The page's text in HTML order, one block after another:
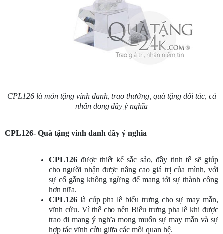
CPL126 là món tặng vinh danh, trao thưởng, quà tặng đối tác, cá
nhân đong đầy ý nghĩa
CPL126- Quà tặng vinh danh đầy ý nghĩa
CPL126 được thiết kế sắc sảo, đầy tinh tế sẽ giúp
cho người nhận được nâng cao giá trị của mình, với
sự cố gắng không ngừng để mang tới sự thành công
hơn nữa.
CPL126 là cúp pha lê biểu trưng cho sự may mắn,
vĩnh cửu. Vì thế cho nên Biểu trưng pha lê khi được
trao đi mang ý nghĩa mong muốn sự may mắn và sự
hợp tác vĩnh cửu giữa các mối quan hệ.